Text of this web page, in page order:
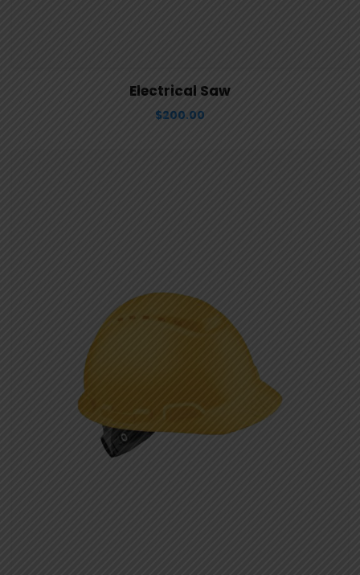
View Details Aggiungi al carrello
Electrical Saw
$200.00